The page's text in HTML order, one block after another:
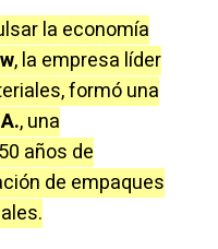
la economía
, la empresa líder
formó una
, una
años de
de empaques